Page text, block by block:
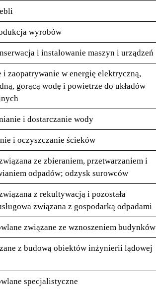
wyrobów
i instalowanie maszyn i urządzeń
i zaopatrywanie w energię elektryczną,
gorącą wodę i powietrze do układów
i dostarczanie wody
i oczyszczanie ścieków
ze zbieraniem, przetwarzaniem i
odpadów; odzysk surowców
z rekultywacją i pozostała
związana z gospodarką odpadami
związane ze wznoszeniem budynków
z budową obiektów inżynierii lądowej
specjalistyczne